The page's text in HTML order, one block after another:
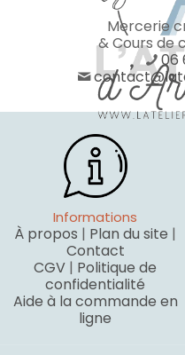
Mercerie
& Cours de
06
Informations
À propos | Plan du site |
Contact
CGV | Politique de
confidentialité
Aide à la commande en
ligne